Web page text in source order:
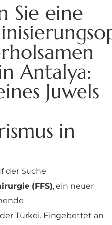
Sie eine
Antalya:
Juwels
in
der Suche
(FFS), ein neuer
Türkei. Eingebettet an